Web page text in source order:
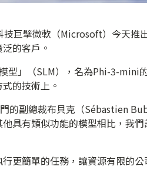
技巨擘微軟（Microsoft）今天推
的客戶。
型」（SLM），名為Phi-3-mini
的技術上。
的副總裁布貝克（Sébastien
具有類似功能的模型相比，我
更簡單的任務，讓資源有限的公